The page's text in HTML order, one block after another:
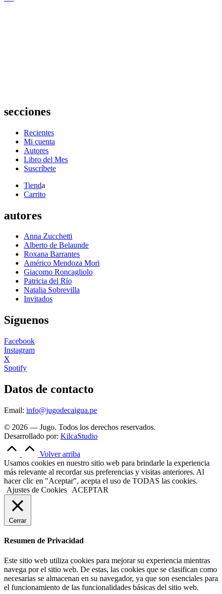
secciones
Recientes
Mi cuenta
Autores
Libro del Mes
Suscríbete
Tienda
Carrito
autores
Anna Zucchetti
Alberto de Belaunde
Roxana Barrantes
Américo Mendoza Mori
Giacomo Roncagliolo
Patricia del Río
Natalia Sobrevilla
Invitados
Síguenos
Facebook
Instagram
X
Spotify
Datos de contacto
Email: info@jugodecaigua.pe
© 2026 — Jugo. Todos los derechos reservados.
Desarrollado por: KilcaStudio
Volver arriba
Usamos cookies en nuestro sitio web para brindarle la experiencia
más relevante al recordar sus preferencias y visitas anteriores. Al
hacer clic en "Aceptar", acepta el uso de TODAS las cookies.
Ajustes de Cookies
ACEPTAR
Cerrar
Resumen de Privacidad
Este sitio web utiliza cookies para mejorar su experiencia mientras
navega por el sitio web. De estas, las cookies que se clasifican como
necesarias se almacenan en su navegador, ya que son esenciales para
el funcionamiento de las funcionalidades básicas del sitio web.